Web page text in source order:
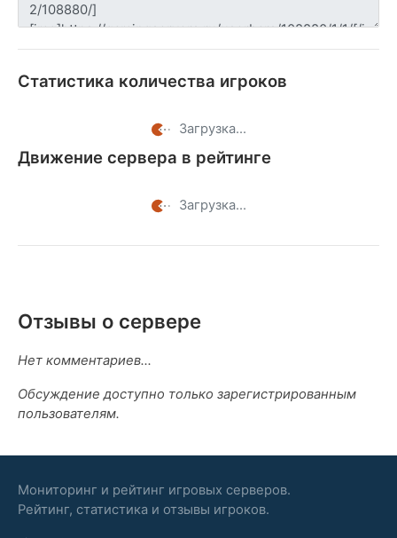
Статистика количества игроков
Загрузка...
Движение сервера в рейтинге
Загрузка...
Отзывы о сервере
Нет комментариев...
Обсуждение доступно только зарегистрированным
пользователям.
Мониторинг и рейтинг игровых серверов.
Рейтинг, статистика и отзывы игроков.